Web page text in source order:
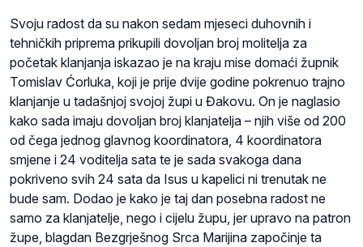
Svoju radost da su nakon sedam mjeseci duhovnih i
tehničkih priprema prikupili dovoljan broj molitelja za
početak klanjanja iskazao je na kraju mise domaći župnik
Tomislav Ćorluka, koji je prije dvije godine pokrenuo trajno
klanjanje u tadašnjoj svojoj župi u Đakovu. On je naglasio
kako sada imaju dovoljan broj klanjatelja – njih više od 200
od čega jednog glavnog koordinatora, 4 koordinatora
smjene i 24 voditelja sata te je sada svakoga dana
pokriveno svih 24 sata da Isus u kapelici ni trenutak ne
bude sam. Dodao je kako je taj dan posebna radost ne
samo za klanjatelje, nego i cijelu župu, jer upravo na patron
župe, blagdan Bezgrješnog Srca Marijina započinje ta